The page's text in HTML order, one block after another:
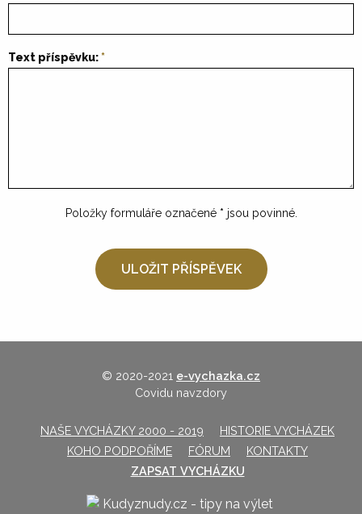
Text příspěvku:
Položky formuláře označené * jsou povinné.
© 2020-2021 e-vychazka.cz
Covidu navzdory
NAŠE VYCHÁZKY 2000 - 2019
HISTORIE VYCHÁZEK
KOHO PODPOŘÍME
FÓRUM
KONTAKTY
ZAPSAT VYCHÁZKU